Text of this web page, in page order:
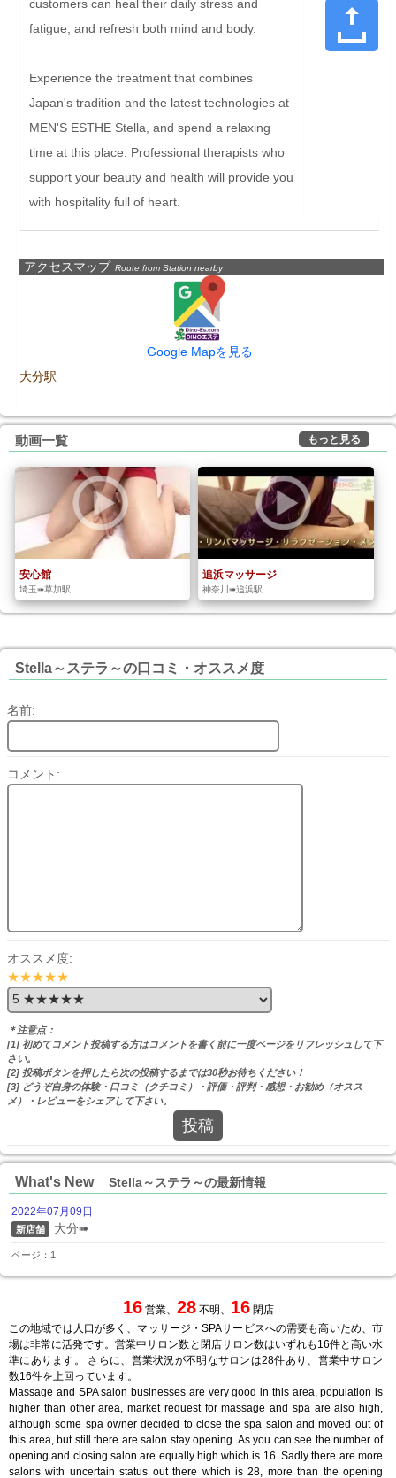
customers can heal their daily stress and
fatigue, and refresh both mind and body.
Experience the treatment that combines
Japan's tradition and the latest technologies at
MEN'S ESTHE Stella, and spend a relaxing
time at this place. Professional therapists who
support your beauty and health will provide you
with hospitality full of heart.
アクセスマップ Route from Station nearby
Google Mapを見る
大分駅
動画一覧 もっと見る
安心館
埼玉➠草加駅
追浜マッサージ
神奈川➠追浜駅
Stella～ステラ～の口コミ・オススメ度
名前:
コメント:
オススメ度:
★★★★★
＊注意点：
[1] 初めてコメント投稿する方はコメントを書く前に一度ページをリフレッシュして下
さい。
[2] 投稿ボタンを押したら次の投稿するまでは30秒お待ちください！
[3] どうぞ自身の体験・口コミ（クチコミ）・評価・評判・感想・お勧め（オスス
メ）・レビューをシェアして下さい。
投稿
What's New Stella～ステラ～の最新情報
2022年07月09日
新店舗 大分➠
ページ：1
16営業、 28不明、 16閉店
この地域では人口が多く、マッサージ・SPAサービスへの需要も高いため、市
場は非常に活発です。営業中サロン数と閉店サロン数はいずれも16件と高い水
準にあります。 さらに、営業状況が不明なサロンは28件あり、営業中サロン
数16件を上回っています。
Massage and SPA salon businesses are very good in this area, population is
higher than other area, market request for massage and spa are also high,
although some spa owner decided to close the spa salon and moved out of
this area, but still there are salon stay opening. As you can see the number of
opening and closing salon are equally high which is 16. Sadly there are more
salons with uncertain status out there which is 28, more than the opening